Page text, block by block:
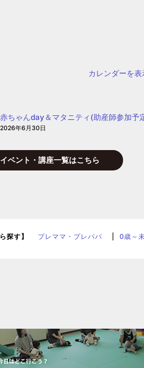
カレンダーを表
赤ちゃんday＆マタニティ(助産師参加
2026年6月30日
イベント・講座一覧はこちら
探す】 プレママ・プレパパ 0歳～